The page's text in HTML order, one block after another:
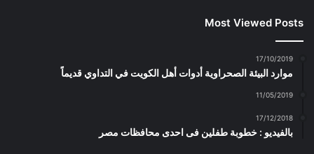
Most Viewed Posts
17/10/2019
موارد البيئة الصحراوية أدوات أهل الكويت في التداوي قديماً
11/05/2019
17/12/2018
بالفيديو : خطوبة طفلين فى احدى محافظات مصر